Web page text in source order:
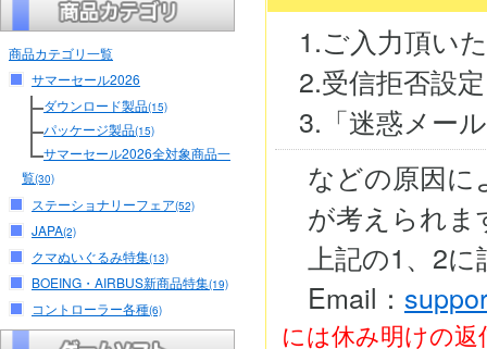
商品カテゴリ一覧
サマーセール2026
ダウンロード製品(15)
パッケージ製品(15)
サマーセール2026全対象商品一
覧(30)
ステーショナリーフェア(52)
JAPA(2)
クマぬいぐるみ特集(13)
BOEING・AIRBUS新商品特集(19)
コントローラー各種(6)
1.ご入力頂い
2.受信拒否設
3.「迷惑メー
などの原因
が考えられま
上記の1、2
Email：
には休み明けの